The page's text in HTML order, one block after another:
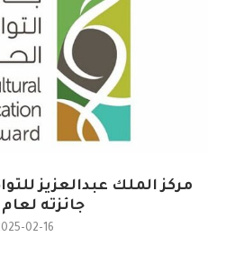
مركز الملك عبدالعزيز
جائزته لعام 2025
02-16